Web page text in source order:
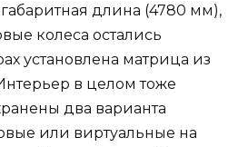
длина (4780 мм),
колеса остались
установлена матрица из
в целом тоже
два варианта
или виртуальные на